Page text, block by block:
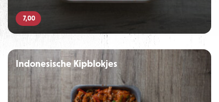
7,00
Indonesische Kipblokjes